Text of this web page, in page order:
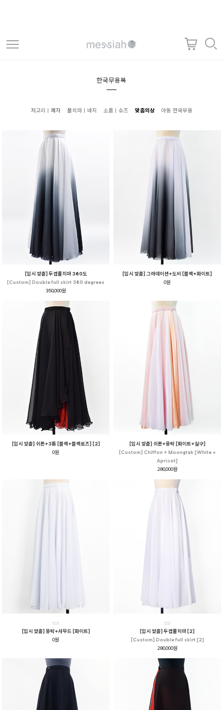
한국무용복
저고리ㅣ쾌자 풀치마ㅣ바지 소품ㅣ슈즈 맞춤의상 아동 한국무용
[입시 맞춤] 두겹풀치마 360도
[Custom] Double full skirt 360 degrees
350,000원
[입시 맞춤] 그라데이션+도비 [블랙+화이트]
0원
[입시 맞춤] 쉬폰+3톤 [블랙+블랙로즈] [2]
0원
[입시 맞춤] 쉬폰+몽탁 [화이트+살구]
[Custom] Chiffon + Moongtak [White +
Apricot]
280,000원
[입시 맞춤] 몽탁+샤무드 [화이트]
0원
[입시 맞춤] 두겹풀치마 [2]
[Custom] Double full skirt [2]
280,000원